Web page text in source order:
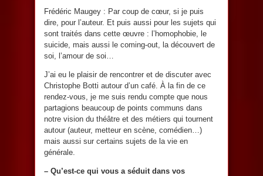
Frédéric Maugey : Par coup de cœur, si je puis
dire, pour l’auteur. Et puis aussi pour les sujets qui
sont traités dans cette œuvre : l’homophobie, le
suicide, mais aussi le coming-out, la découvert de
soi, l’amour de soi…
J’ai eu le plaisir de rencontrer et de discuter avec
Christophe Botti autour d’un café. À la fin de ce
rendez-vous, je me suis rendu compte que nous
partagions beaucoup de points communs dans
notre vision du théâtre et des métiers qui tournent
autour (auteur, metteur en scène, comédien…)
mais aussi sur certains sujets de la vie en
générale.
– Qu’est-ce qui vous a séduit dans vos